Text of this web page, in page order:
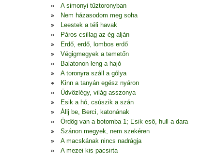
A simonyi tűztoronyban
Nem házasodom meg soha
Leestek a téli havak
Páros csillag az ég alján
Erdő, erdő, lombos erdő
Végigmegyek a temetőn
Balatonon leng a hajó
A toronyra száll a gólya
Kinn a tanyán egész nyáron
Üdvözlégy, világ asszonya
Esik a hó, csúszik a szán
Állj be, Berci, katonának
Ördög van a botomba 1; Esik eső, hull a dara
Szánon megyek, nem szekéren
A macskának nincs nadrágja
A mezei kis pacsirta